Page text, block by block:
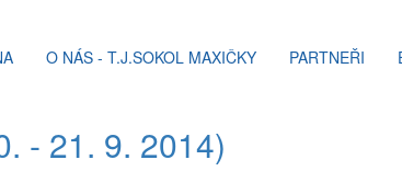
O NÁS - T.J.SOKOL MAXIČKY PARTNEŘI
- 21. 9. 2014)